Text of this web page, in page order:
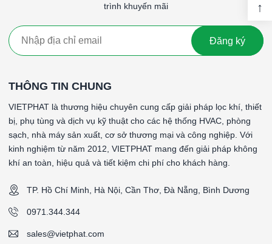
trình khuyến mãi
Đăng ký
THÔNG TIN CHUNG
VIETPHAT là thương hiệu chuyên cung cấp giải pháp lọc khí, thiết
bị, phụ tùng và dịch vụ kỹ thuật cho các hệ thống HVAC, phòng
sạch, nhà máy sản xuất, cơ sở thương mại và công nghiệp. Với
kinh nghiệm từ năm 2012, VIETPHAT mang đến giải pháp không
khí an toàn, hiệu quả và tiết kiệm chi phí cho khách hàng.
TP. Hồ Chí Minh, Hà Nội, Cần Thơ, Đà Nẵng, Bình Dương
0971.344.344
sales@vietphat.com
↑